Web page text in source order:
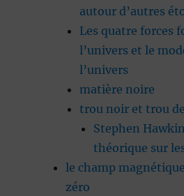
autour d’autres
Les quatre forces
l’univers et le
l’univers
matière noire
trou noir et trou
Stephen
théorique sur
le champ
zéro